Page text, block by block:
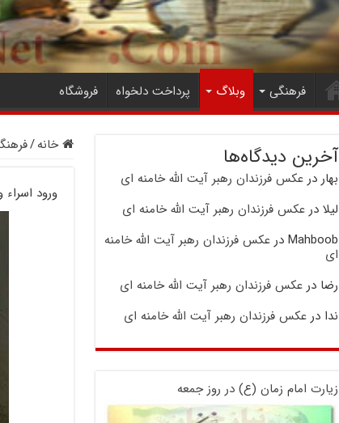
فرهنگی وبلاگ پرداخت دلخواه فروشگاه
خانه/
ورود
آخرین دیدگاه‌ها
بهار درعکس فرزندان رهبر آیت الله خامنه ای
لیلا درعکس فرزندان رهبر آیت الله خامنه ای
Mahboob درعکس فرزندان رهبر آیت الله خامنه
ای
رضا درعکس فرزندان رهبر آیت الله خامنه ای
ندا درعکس فرزندان رهبر آیت الله خامنه ای
زیارت امام زمان (ع) در روز جمعه